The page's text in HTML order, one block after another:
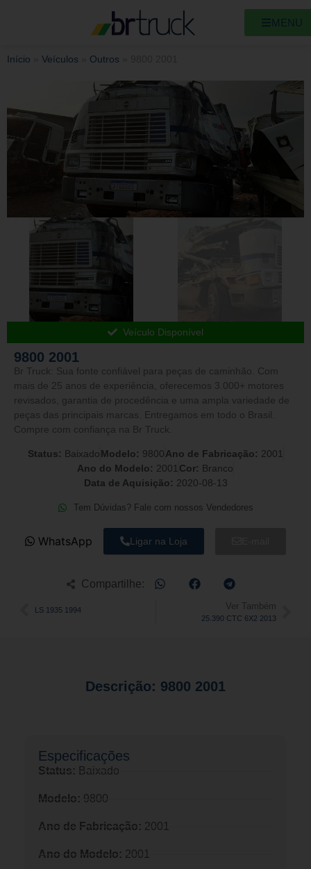
MENU
Início Veículos Outros
Veículo Disponível
9800 2001
Br Truck: Sua fonte confiável para peças de caminhão. Com
mais de 25 anos de experiência, oferecemos 3.000+ motores
revisados, garantia de procedência e uma ampla variedade de
peças das principais marcas. Entregamos em todo o Brasil.
Compre com confiança na Br Truck.
Status: BaixadoModelo: 9800Ano de Fabricação: 2001
Ano do Modelo: 2001Cor: Branco
Data de Aquisição: 2020-08-13
Tem Dúvidas? Fale com nossos Vendedores
WhatsApp Ligar na Loja
Compartilhe:
LS 1935 1994 Ver Também
25.390 CTC 6X2 2013
Descrição: 9800 2001
Especificações​
Status: Baixado
Modelo: 9800
Ano de Fabricação: 2001
Ano do Modelo: 2001